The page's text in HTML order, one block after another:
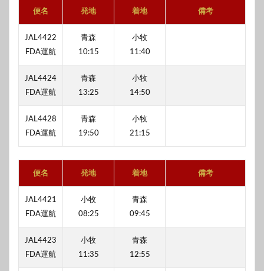
便名 発地 着地 備考
JAL4422
FDA運航
青森
10:15
小牧
11:40
JAL4424
FDA運航
青森
13:25
小牧
14:50
JAL4428
FDA運航
青森
19:50
小牧
21:15
便名 発地 着地 備考
JAL4421
FDA運航
小牧
08:25
青森
09:45
JAL4423
FDA運航
小牧
11:35
青森
12:55